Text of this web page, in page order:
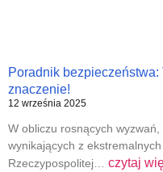
Poradnik
znaczenie!
12 września 2025
W obliczu rosnących
wynikających z
Rzeczypospolitej… czytaj